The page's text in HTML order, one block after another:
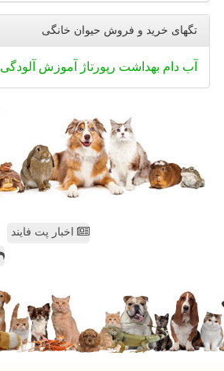
تگهای خرید و فروش حیوان خانگی
آب دام بهداشت رپورتاژ آموزش آلودگی
اخبار پت فایند